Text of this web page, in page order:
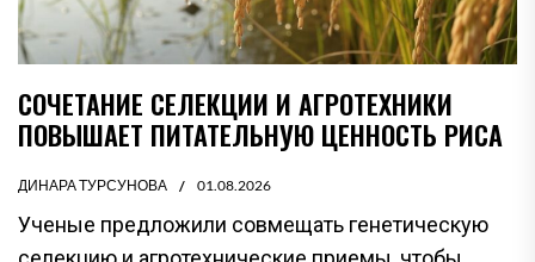
СОЧЕТАНИЕ СЕЛЕКЦИИ И АГРОТЕХНИКИ
ПОВЫШАЕТ ПИТАТЕЛЬНУЮ ЦЕННОСТЬ РИСА
ДИНАРА ТУРСУНОВА 01.08.2026
Ученые предложили совмещать генетическую